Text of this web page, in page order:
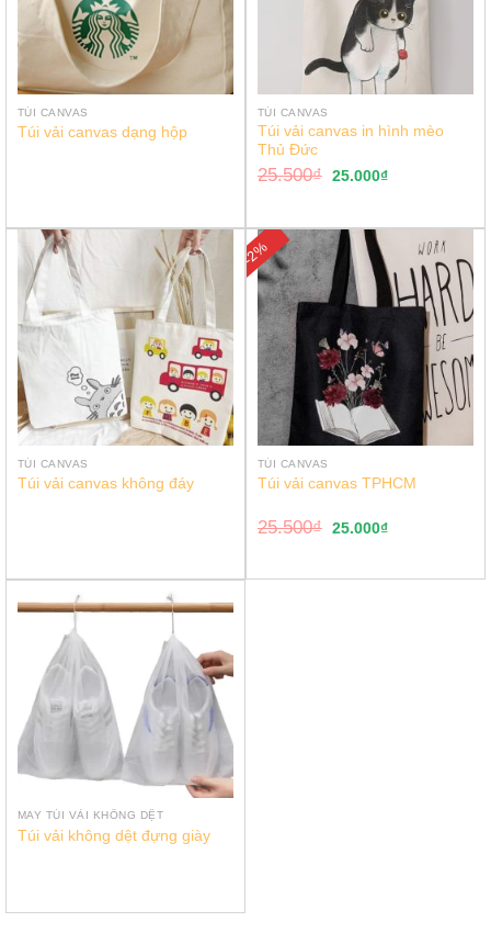
TÚI CANVAS
Túi vải canvas dạng hộp
TÚI CANVAS
Túi vải canvas in hình mèo
Thủ Đức
25.500₫ 25.000₫
TÚI CANVAS
Túi vải canvas không đáy
-2%
TÚI CANVAS
Túi vải canvas TPHCM
25.500₫ 25.000₫
MAY TÚI VẢI KHÔNG DỆT
Túi vải không dệt đựng giày